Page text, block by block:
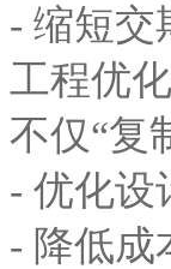
- 缩短交
工程优
不仅“复
- 优化设
- 降低成